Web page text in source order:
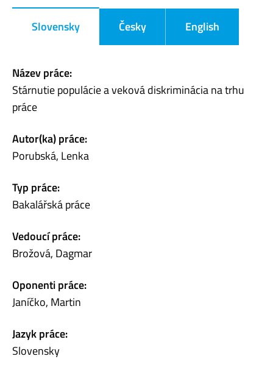
Slovensky Česky English
Název práce:
Stárnutie populácie a veková diskriminácia na trhu
práce
Autor(ka) práce:
Porubská, Lenka
Typ práce:
Bakalářská práce
Vedoucí práce:
Brožová, Dagmar
Oponenti práce:
Janíčko, Martin
Jazyk práce:
Slovensky